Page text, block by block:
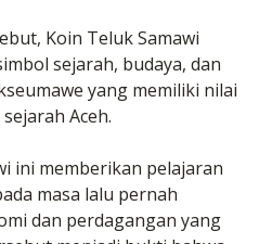
Koin Teluk Samawi
sejarah, budaya, dan
yang memiliki nilai
Aceh.
ini memberikan pelajaran
masa lalu pernah
dan perdagangan yang